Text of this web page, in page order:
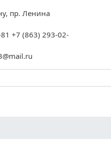
пр. Ленина
+7 (863) 293-02-